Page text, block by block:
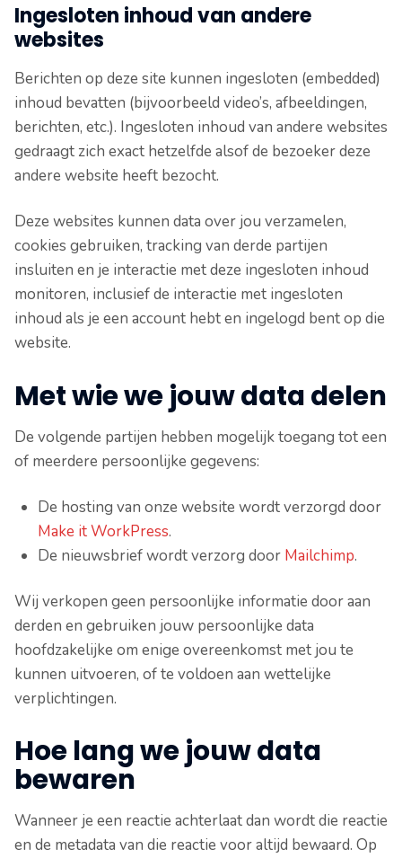
Ingesloten inhoud van andere
websites
Berichten op deze site kunnen ingesloten (embedded)
inhoud bevatten (bijvoorbeeld video’s, afbeeldingen,
berichten, etc.). Ingesloten inhoud van andere websites
gedraagt zich exact hetzelfde alsof de bezoeker deze
andere website heeft bezocht.
Deze websites kunnen data over jou verzamelen,
cookies gebruiken, tracking van derde partijen
insluiten en je interactie met deze ingesloten inhoud
monitoren, inclusief de interactie met ingesloten
inhoud als je een account hebt en ingelogd bent op die
website.
Met wie we jouw data delen
De volgende partijen hebben mogelijk toegang tot een
of meerdere persoonlijke gegevens:
De hosting van onze website wordt verzorgd door
Make it WorkPress.
De nieuwsbrief wordt verzorg door Mailchimp.
Wij verkopen geen persoonlijke informatie door aan
derden en gebruiken jouw persoonlijke data
hoofdzakelijke om enige overeenkomst met jou te
kunnen uitvoeren, of te voldoen aan wettelijke
verplichtingen.
Hoe lang we jouw data
bewaren
Wanneer je een reactie achterlaat dan wordt die reactie
en de metadata van die reactie voor altijd bewaard. Op